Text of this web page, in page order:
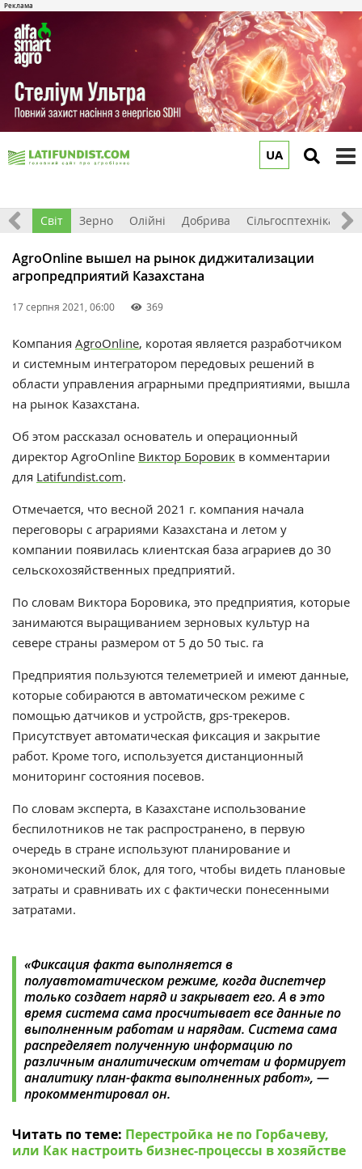
UA
Світ Зерно Олійні Добрива Сільгосптехніка
AgroOnline вышел на рынок диджитализации
агропредприятий Казахстана
17 серпня 2021, 06:00 369
Компания AgroOnline, коротая является разработчиком
и системным интегратором передовых решений в
области управления аграрными предприятиями, вышла
на рынок Казахстана.
Об этом рассказал основатель и операционный
директор AgroOnline Виктор Боровик в комментарии
для Latifundist.com.
Отмечается, что весной 2021 г. компания начала
переговоры с аграриями Казахстана и летом у
компании появилась клиентская база аграриев до 30
сельскохозяйственных предприятий.
По словам Виктора Боровика, это предприятия, которые
занимаются выращиванием зерновых культур на
севере страны размером от 5 до 50 тыс. га
Предприятия пользуются телеметрией и имеют данные,
которые собираются в автоматическом режиме с
помощью датчиков и устройств, gps-трекеров.
Присутствует автоматическая фиксация и закрытие
работ. Кроме того, используется дистанционный
мониторинг состояния посевов.
По словам эксперта, в Казахстане использование
беспилотников не так распространено, в первую
очередь в стране используют планирование и
экономический блок, для того, чтобы видеть плановые
затраты и сравнивать их с фактически понесенными
затратами.
«Фиксация факта выполняется в
полуавтоматическом режиме, когда диспетчер
только создает наряд и закрывает его. А в это
время система сама просчитывает все данные по
выполненным работам и нарядам. Система сама
распределяет полученную информацию по
различным аналитическим отчетам и формирует
аналитику план-факта выполненных работ», —
прокомментировал он.
Читать по теме: Перестройка не по Горбачеву,
или Как настроить бизнес-процессы в хозяйстве